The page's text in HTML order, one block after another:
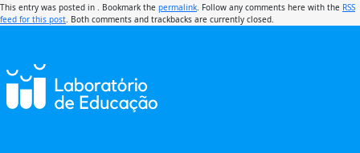
This entry was posted in . Bookmark the permalink . Follow any comments here with the RSS
feed for this post . Both comments and trackbacks are currently closed.